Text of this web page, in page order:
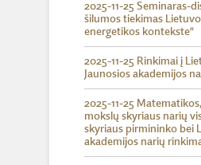
2025-11-25 Seminaras-
šilumos tiekimas
energetikos kontekste“
2025-11-25 Rinkimai į
Jaunosios akademijos
2025-11-25
mokslų skyriaus narių
skyriaus pirmininko bei
akademijos narių